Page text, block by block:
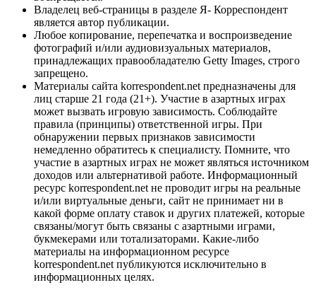
Владелец веб-страницы в разделе Я- Корреспондент
является автор публикации.
Любое копирование, перепечатка и воспроизведение
фотографий и/или аудиовизуальных материалов,
принадлежащих правообладателю Getty Images, строго
запрещено.
Материалы сайта korrespondent.net предназначены для
лиц старше 21 года (21+). Участие в азартных играх
может вызвать игровую зависимость. Соблюдайте
правила (принципы) ответственной игры. При
обнаружении первых признаков зависимости
немедленно обратитесь к специалисту. Помните, что
участие в азартных играх не может являться источником
доходов или альтернативой работе. Информационный
ресурс korrespondent.net не проводит игры на реальные
и/или виртуальные деньги, сайт не принимает ни в
какой форме оплату ставок и других платежей, которые
связаны/могут быть связаны с азартными играми,
букмекерами или тотализаторами. Какие-либо
материалы на информационном ресурсе
korrespondent.net публикуются исключительно в
информационных целях.